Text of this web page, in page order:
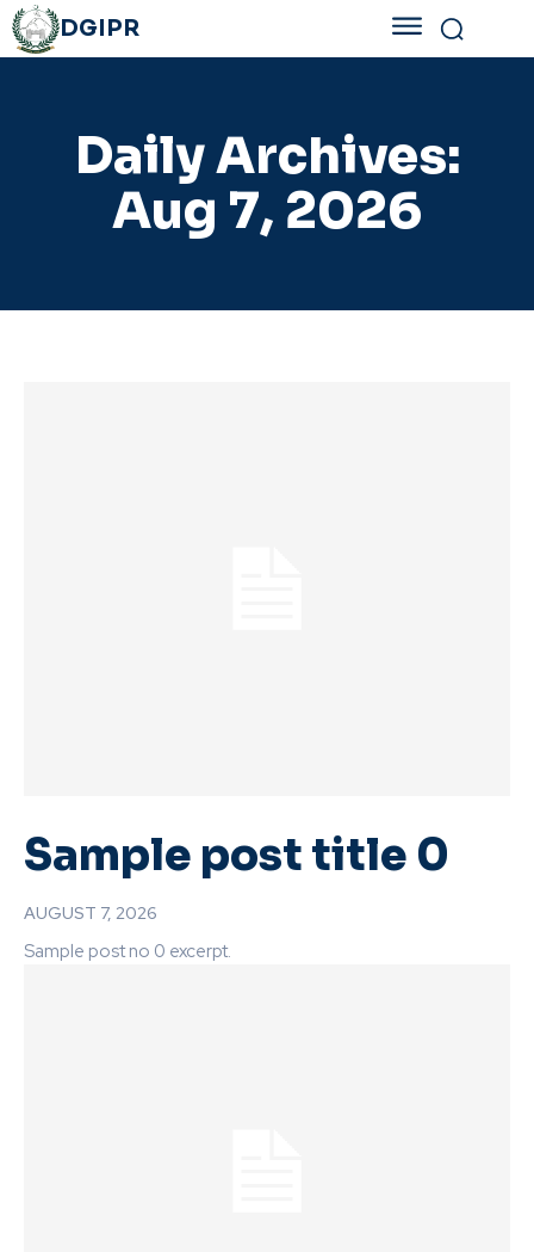
DGIPR
Daily Archives:
Aug 7, 2026
Sample post title 0
AUGUST 7, 2026
Sample post no 0 excerpt.